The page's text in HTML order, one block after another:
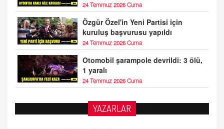
24 Temmuz 2026 Cuma
Özgür Özel'in Yeni Partisi için
kuruluş başvurusu yapıldı
24 Temmuz 2026 Cuma
Otomobil şarampole devrildi: 3 ölü,
1 yaralı
24 Temmuz 2026 Cuma
YAZARLAR